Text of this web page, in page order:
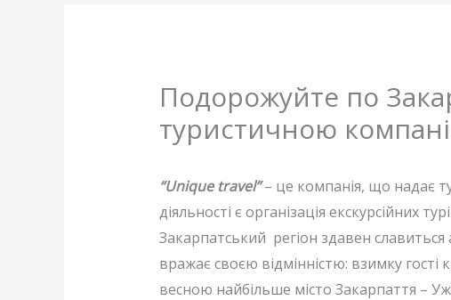
Подорожуйте по
туристичною
“Unique travel”– це компанія, що надає
діяльності є організація екскурсійних
Закарпатський регіон здавен
вражає своєю відмінністю: взимку
весною найбільше місто Закарпаття –